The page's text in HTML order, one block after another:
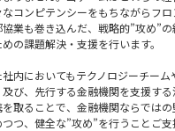
コンピテンシーをもちながらフ
業も巻き込んだ、戦略的”攻め”
の課題解決・支援を行います。
社内においてもテクノロジーチーム
及び、先行する金融機関を支援す
取ることで、金融機関ならではの
つ、健全な”攻め”を行うことご支